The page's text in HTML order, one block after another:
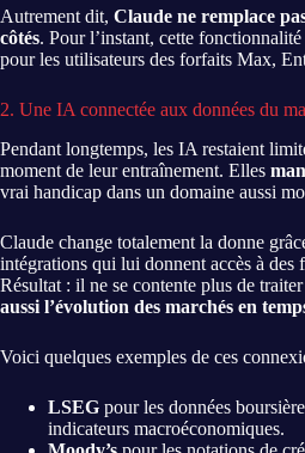
Autrement dit, Claude ne remplace
côtés. Pour l’instant, cette
pour les utilisateurs des forfaits Max,
2. Une IA connectée aux données du
Pendant longtemps, les IA restaient
moment de leur entraînement. Elles
vrai handicap dans un domaine aussi
Claude change totalement la donne
intégrations qui lui donnent accès à des
Résultat : il ne se contente plus de
aussi l’évolution des marchés en
Voici quelques exemples de ces
LSEG pour les données
indicateurs macroéconomiques.